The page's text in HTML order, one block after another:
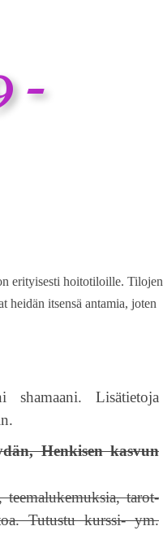
-
erityisesti hoitotiloille. Tilojen
heidän itsensä antamia, joten
Lisätietoja
Henkisen kasvun
tarot-
Tutustu kurssi- ym.